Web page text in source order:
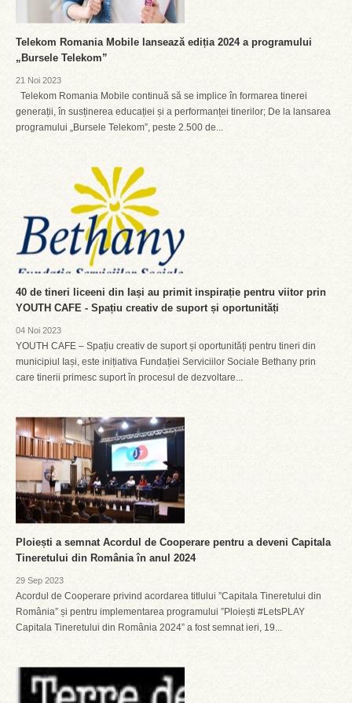
Telekom Romania Mobile lansează ediția 2024 a programului
„Bursele Telekom”
21 Noi 2023
Telekom Romania Mobile continuă să se implice în formarea tinerei
generații, în susținerea educației și a performanței tinerilor; De la lansarea
programului „Bursele Telekom”, peste 2.500 de...
40 de tineri liceeni din Iași au primit inspirație pentru viitor prin
YOUTH CAFE - Spațiu creativ de suport și oportunități
04 Noi 2023
YOUTH CAFE – Spațiu creativ de suport și oportunități pentru tineri din
municipiul Iași, este inițiativa Fundației Serviciilor Sociale Bethany prin
care tinerii primesc suport în procesul de dezvoltare...
Ploiești a semnat Acordul de Cooperare pentru a deveni Capitala
Tineretului din România în anul 2024
29 Sep 2023
Acordul de Cooperare privind acordarea titlului ”Capitala Tineretului din
România” și pentru implementarea programului ”Ploiești #LetsPLAY
Capitala Tineretului din România 2024” a fost semnat ieri, 19...